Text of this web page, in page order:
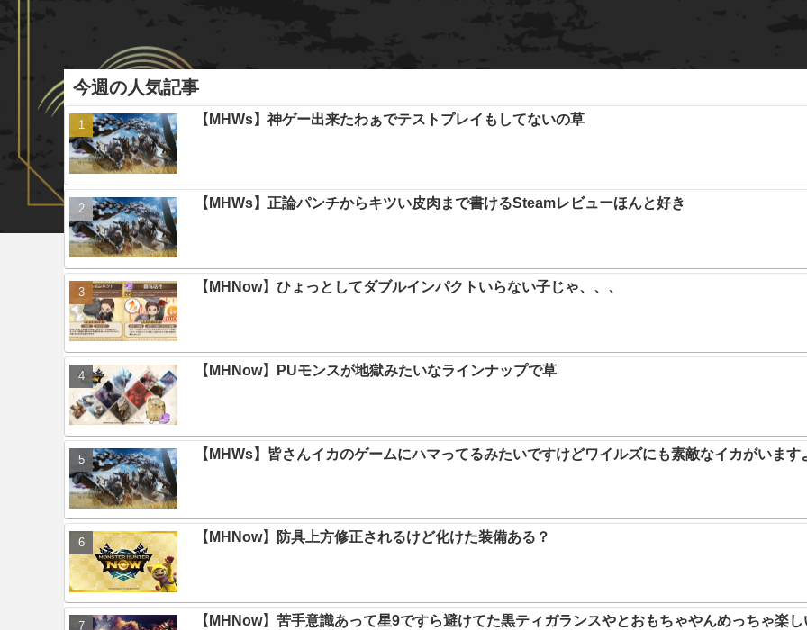
今週の人気記事
【MHWs】神ゲー出来たわぁでテストプレイもしてないの草
【MHWs】正論パンチからキツい皮肉まで書けるSteamレビューほんと好き
【MHNow】ひょっとしてダブルインパクトいらない子じゃ、、、
【MHNow】PUモンスが地獄みたいなラインナップで草
【MHWs】皆さんイカのゲームにハマってるみたいですけどワイルズにも素敵なイカがいます
【MHNow】防具上方修正されるけど化けた装備ある？
【MHNow】苦手意識あって星9ですら避けてた黒ティガランスやとおもちゃやんめっちゃ楽し